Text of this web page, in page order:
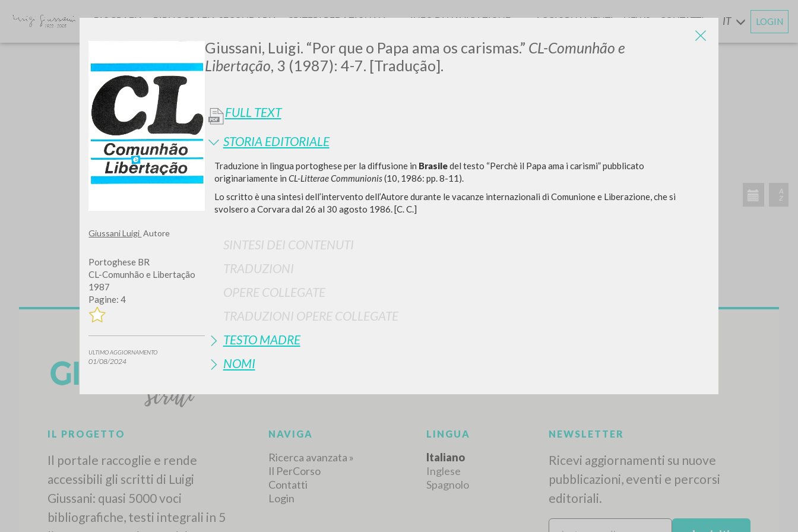
Giussani Luigi Autore
Portoghese BR
CL-Comunhão e Libertação
1987
Pagine: 4
ULTIMO AGGIORNAMENTO
01/08/2024
Giussani, Luigi. “Por que o Papa ama os carismas.” CL-Comunhão e
Libertação, 3 (1987): 4-7. [Tradução].
FULL TEXT
STORIA EDITORIALE
Traduzione in lingua portoghese per la diffusione in Brasiledel testo “Perchè il Papa ama i carismi” pubblicato
originariamente in CL-Litterae Communionis(10, 1986: pp. 8-11).
Lo scritto è una sintesi dell’intervento dell’Autore durante le vacanze internazionali di Comunione e Liberazione, che si
svolsero a Corvara dal 26 al 30 agosto 1986. [C. C.]
SINTESI DEI CONTENUTI
TRADUZIONI
OPERE COLLEGATE
TRADUZIONI OPERE COLLEGATE
TESTO MADRE
NOMI
BIOGRAFIA BIBLIOGRAFIA SECONDARIA CRITERI REDAZIONALI INFO DI NAVIGAZIONE AGGIORNAMENTIENEWS CONTATTI IT LOGIN
Vuoi risultati ancora più precisi? Utilizza la
0DOCUMENTI TROVATI
Visualizza dettagli per tipologia
RISULTATI SUCCESSIVI
IL PROGETTO
Il portale raccoglie e rende
NAVIGA LINGUA NEWSLETTER
Ricevi aggiornamenti su nuove